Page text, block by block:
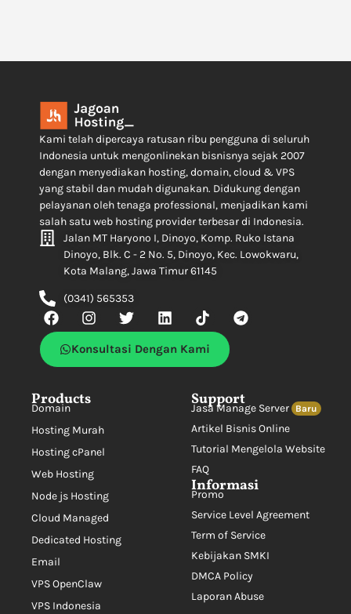
Products
Domain
Hosting Murah
Hosting cPanel
Web Hosting
Node js Hosting
Cloud Managed
Dedicated Hosting
Email
VPS OpenClaw
VPS Indonesia
Support
Jasa Manage Server Baru
Artikel Bisnis Online
Tutorial Mengelola Website
FAQ
Informasi
Promo
Service Level Agreement
Term of Service
Kebijakan SMKI
DMCA Policy
Laporan Abuse
Kami telah dipercaya ratusan ribu pengguna di seluruh
Indonesia untuk mengonlinekan bisnisnya sejak 2007
dengan menyediakan hosting, domain, cloud & VPS
yang stabil dan mudah digunakan. Didukung dengan
pelayanan oleh tenaga professional, menjadikan kami
salah satu web hosting provider terbesar di Indonesia.
Jalan MT Haryono I, Dinoyo, Komp. Ruko Istana
Dinoyo, Blk. C - 2 No. 5, Dinoyo, Kec. Lowokwaru,
Kota Malang, Jawa Timur 61145
(0341) 565353
Konsultasi Dengan Kami